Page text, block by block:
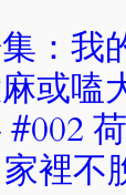
：我
或嗑
#002
裡不